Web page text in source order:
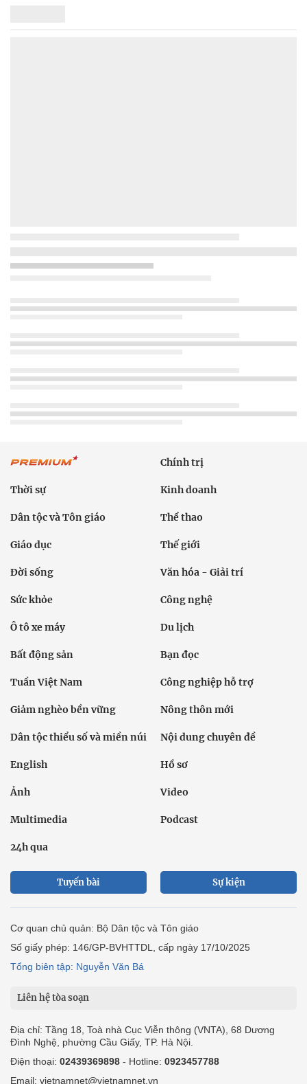
Chính trị
Thời sự Kinh doanh
Dân tộc và Tôn giáo Thể thao
Giáo dục Thế giới
Đời sống Văn hóa - Giải trí
Sức khỏe Công nghệ
Ô tô xe máy Du lịch
Bất động sản Bạn đọc
Tuần Việt Nam Công nghiệp hỗ trợ
Giảm nghèo bền vững Nông thôn mới
Dân tộc thiểu số và miền núi Nội dung chuyên đề
English Hồ sơ
Ảnh Video
Multimedia Podcast
24h qua
Tuyến bài Sự kiện
Cơ quan chủ quản: Bộ Dân tộc và Tôn giáo
Số giấy phép: 146/GP-BVHTTDL, cấp ngày 17/10/2025
Tổng biên tập: Nguyễn Văn Bá
Liên hệ tòa soạn
Địa chỉ: Tầng 18, Toà nhà Cục Viễn thông (VNTA), 68 Dương
Đình Nghệ, phường Cầu Giấy, TP. Hà Nội.
Điện thoại: 02439369898 - Hotline: 0923457788
Email: vietnamnet@vietnamnet.vn